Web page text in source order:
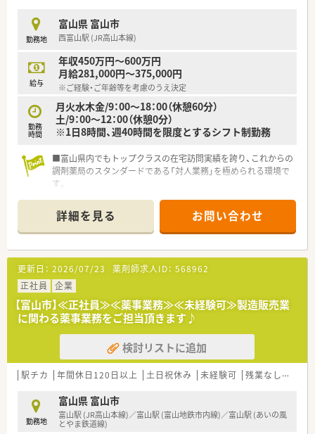
との密なる関係のもと、医師と薬剤師との話し合いの時間を設け
ております。
≪ 休日・福利厚生について ≫
■完全週休2日制。
■退職金制度完備。
≪ 研修制度について ≫
■eラーニングや認定薬剤師更新については全額会社負担です。
薬に対する情報はDI室から各店へ共有され、日々の処方を通して
環境が整っております。
勤務地
富山県 富山市
西富山駅 (JR高山本線)
給与
年収450万円～600万円
月給281,000円～375,000円
※ご経験・ご年齢等を考慮のうえ決定
勤務
時間
月火水木金/9：00～18：00（休憩60分）
土/9：00～12：00（休憩0分）
※1日8時間、週40時間を限度とするシフト制勤務
■富山県内でもトップクラスの在宅訪問実績を誇り、これからの
調剤薬局のスタンダードである「対人業務」を極められる環境で
す。
が必要とされる領域に積極的です
■「ただ薬を渡すだけではない」薬剤師の専門性を社会に還元す
ることを企業理念として掲げています
■ 代表が薬剤師のキャリア支援に詳しいため、一人ひとりのラ
イフステージに合わせた働き方への理解がある土壌です
詳細を見る お問い合わせ
更新日： 2026/07/23 薬剤師求人ID： 568962
正社員
企業
【富山市】≪正社員≫≪薬事業務≫≪未経験可≫製造販売業
に関わる薬事業務をご担当頂きます♪
検討リストに追加
駅チカ 年間休日120日以上 土日祝休み 未経験可 残業なし(ほぼなし含む)
勤務地
富山県 富山市
富山駅 (JR高山本線)／富山駅 (富山地鉄市内線)／富山駅 (あいの風
とやま鉄道線)